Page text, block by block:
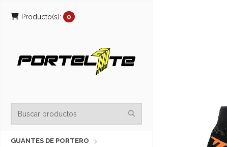
Producto(s): 0
GUANTES DE PORTERO